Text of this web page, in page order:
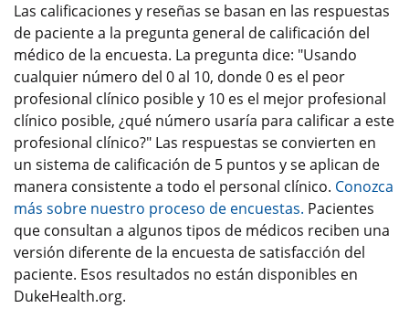
Las calificaciones y reseñas se basan en las respuestas
de paciente a la pregunta general de calificación del
médico de la encuesta. La pregunta dice: "Usando
cualquier número del 0 al 10, donde 0 es el peor
profesional clínico posible y 10 es el mejor profesional
clínico posible, ¿qué número usaría para calificar a este
profesional clínico?" Las respuestas se convierten en
un sistema de calificación de 5 puntos y se aplican de
manera consistente a todo el personal clínico. Conozca
más sobre nuestro proceso de encuestas. Pacientes
que consultan a algunos tipos de médicos reciben una
versión diferente de la encuesta de satisfacción del
paciente. Esos resultados no están disponibles en
DukeHealth.org.